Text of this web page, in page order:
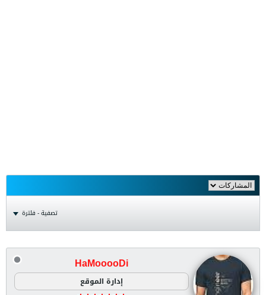
تصفية - فلترة
HaMooooDi
إدارة الموقع